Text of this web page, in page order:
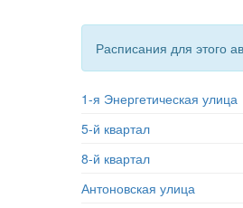
Расписания для этого
1-я Энергетическая улица
5-й квартал
8-й квартал
Антоновская улица